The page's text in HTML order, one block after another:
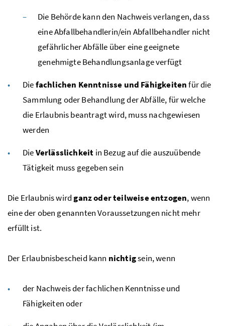
Die Behörde kann den Nachweis verlangen, dass
eine Abfallbehandlerin/ein Abfallbehandler nicht
gefährlicher Abfälle über eine geeignete
genehmigte Behandlungsanlage verfügt
Diefachlichen Kenntnisse und Fähigkeitenfür die
Sammlung oder Behandlung der Abfälle, für welche
die Erlaubnis beantragt wird, muss nachgewiesen
werden
DieVerlässlichkeit in Bezug auf die auszuübende
Tätigkeit muss gegeben sein
Die Erlaubnis wirdganz oder teilweise entzogen, wenn
eine der oben genannten Voraussetzungen nicht mehr
erfüllt ist.
Der Erlaubnisbescheid kann nichtigsein, wenn
der Nachweis der fachlichen Kenntnisse und
Fähigkeiten oder